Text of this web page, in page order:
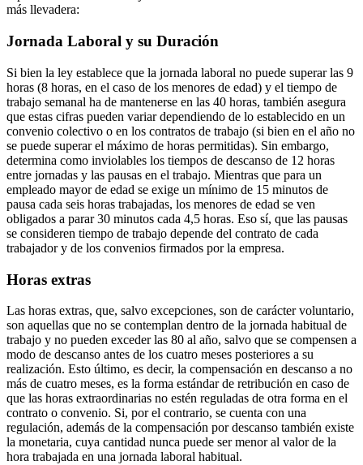
más llevadera:
Jornada Laboral y su Duración
Si bien la ley establece que la jornada laboral no puede superar las 9
horas (8 horas, en el caso de los menores de edad) y el tiempo de
trabajo semanal ha de mantenerse en las 40 horas, también asegura
que estas cifras pueden variar dependiendo de lo establecido en un
convenio colectivo o en los contratos de trabajo (si bien en el año no
se puede superar el máximo de horas permitidas). Sin embargo,
determina como inviolables los tiempos de descanso de 12 horas
entre jornadas y las pausas en el trabajo. Mientras que para un
empleado mayor de edad se exige un mínimo de 15 minutos de
pausa cada seis horas trabajadas, los menores de edad se ven
obligados a parar 30 minutos cada 4,5 horas. Eso sí, que las pausas
se consideren tiempo de trabajo depende del contrato de cada
trabajador y de los convenios firmados por la empresa.
Horas extras
Las horas extras, que, salvo excepciones, son de carácter voluntario,
son aquellas que no se contemplan dentro de la jornada habitual de
trabajo y no pueden exceder las 80 al año, salvo que se compensen a
modo de descanso antes de los cuatro meses posteriores a su
realización. Esto último, es decir, la compensación en descanso a no
más de cuatro meses, es la forma estándar de retribución en caso de
que las horas extraordinarias no estén reguladas de otra forma en el
contrato o convenio. Si, por el contrario, se cuenta con una
regulación, además de la compensación por descanso también existe
la monetaria, cuya cantidad nunca puede ser menor al valor de la
hora trabajada en una jornada laboral habitual.